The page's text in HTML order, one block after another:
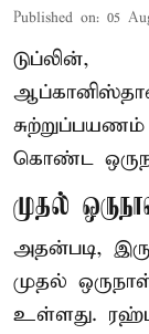
Published on: 05
டுப்லின்,
கொண்ட
முதல்
அதன்படி,
முதல்
உள்ளது.